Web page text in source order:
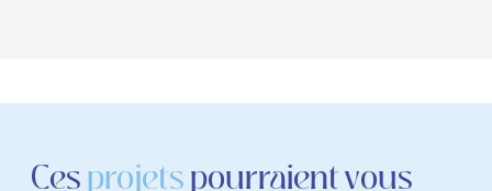
Cesprojetspourraient vous